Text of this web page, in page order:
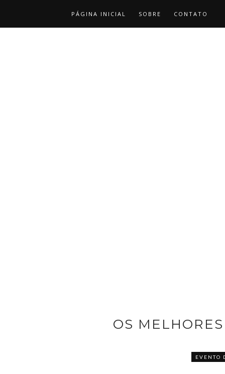
PÁGINA INICIAL SOBRE CONTATO
OS
EVENTO